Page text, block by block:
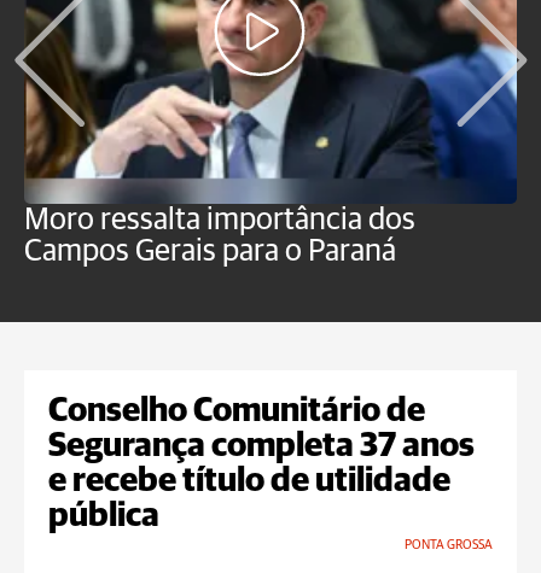
Moro ressalta importância dos
Campos Gerais para o Paraná
Conselho Comunitário de
Segurança completa 37 anos
e recebe título de utilidade
pública
PONTA GROSSA